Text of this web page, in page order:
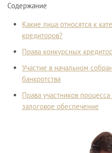
Содержание
Какие лица относятся к
кредиторов?
Права конкурсных
Участие в начальном
банкротства
Права участников
залоговое обеспечение